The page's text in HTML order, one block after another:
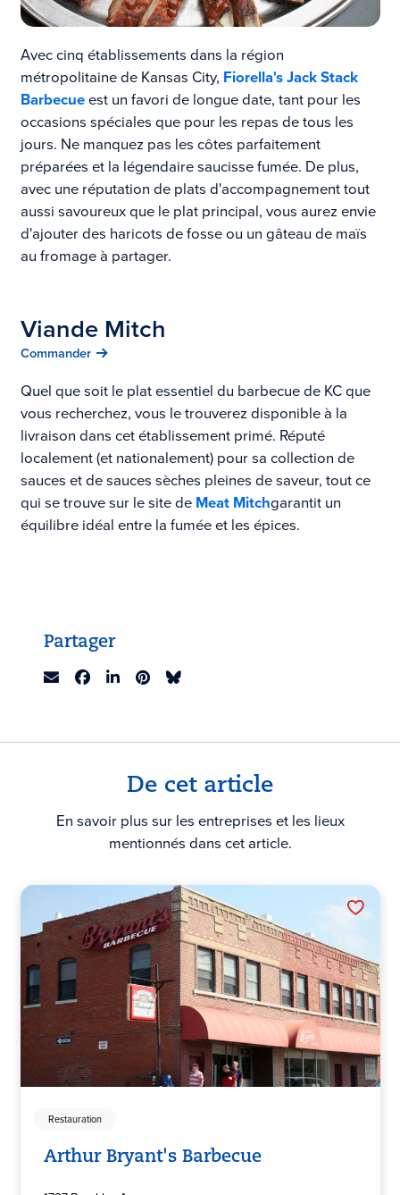
Avec cinq établissements dans la région
métropolitaine de Kansas City, Fiorella's Jack Stack
Barbecueest un favori de longue date, tant pour les
occasions spéciales que pour les repas de tous les
jours. Ne manquez pas les côtes parfaitement
préparées et la légendaire saucisse fumée. De plus,
avec une réputation de plats d'accompagnement tout
aussi savoureux que le plat principal, vous aurez envie
d'ajouter des haricots de fosse ou un gâteau de maïs
au fromage à partager.
Viande Mitch
Commander
Quel que soit le plat essentiel du barbecue de KC que
vous recherchez, vous le trouverez disponible à la
livraison dans cet établissement primé. Réputé
localement (et nationalement) pour sa collection de
sauces et de sauces sèches pleines de saveur, tout ce
qui se trouve sur le site de Meat Mitchgarantit un
équilibre idéal entre la fumée et les épices.
Partager
De cet article
En savoir plus sur les entreprises et les lieux
mentionnés dans cet article.
Restauration
Arthur Bryant's Barbecue